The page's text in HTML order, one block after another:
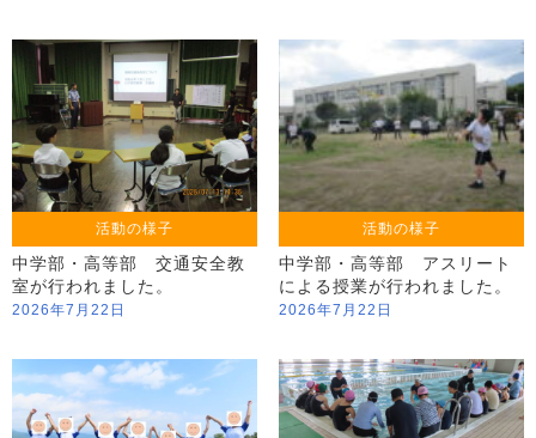
活動の様子
中学部・高等部 交通安全教
室が行われました。
2026年7月22日
活動の様子
中学部・高等部 アスリート
による授業が行われました。
2026年7月22日